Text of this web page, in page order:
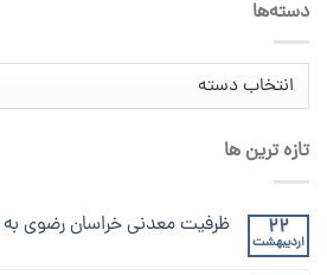
دسته‌ها
دسته‌ها
تازه ترین ها
22
اردیبهشت
ظرفیت معدنی خراسان رضوی به ۹۳۰ میلیون تن رسید